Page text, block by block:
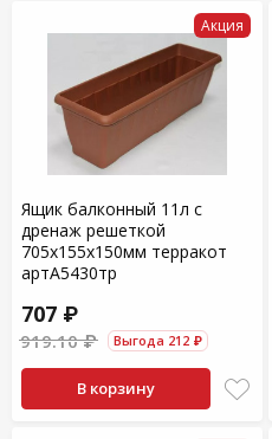
Акция
Ящик балконный 11л с
дренаж решеткой
705х155х150мм терракот
артА5430тр
707 ₽
919.10 ₽ Выгода 212 ₽
В корзину